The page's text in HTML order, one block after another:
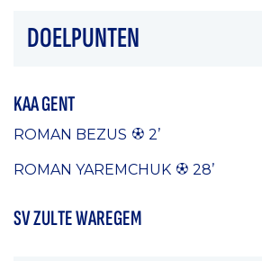
DOELPUNTEN
KAA GENT
ROMAN BEZUS 2’
ROMAN YAREMCHUK 28’
SV ZULTE WAREGEM